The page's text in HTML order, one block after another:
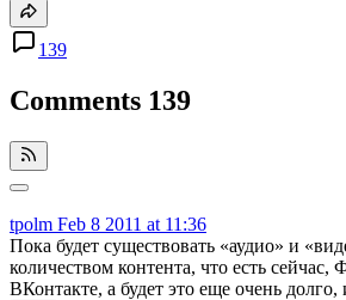
139
Comments 139
tpolm Feb 8 2011 at 11:36
Пока будет существовать «аудио» и
количеством контента, что есть сейчас,
ВКонтакте, а будет это еще очень долго,